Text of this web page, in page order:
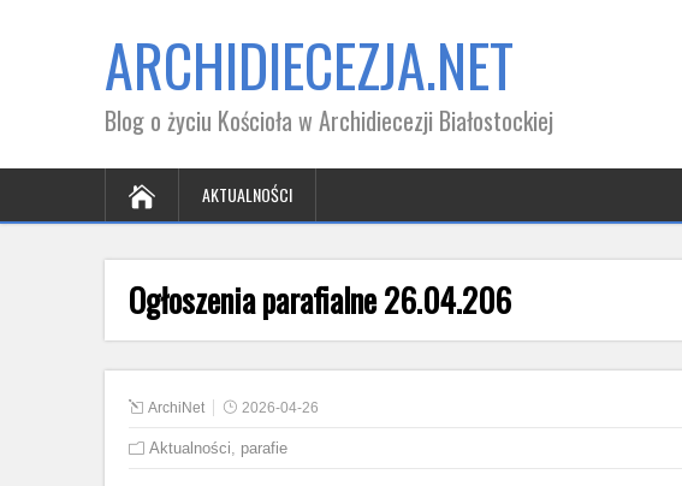
ARCHIDIECEZJA.NET
Blog o życiu Kościoła w Archidiecezji Białostockiej
AKTUALNOŚCI
Ogłoszenia parafialne 26.04.206
ArchiNet 2026-04-26
Aktualności, parafie